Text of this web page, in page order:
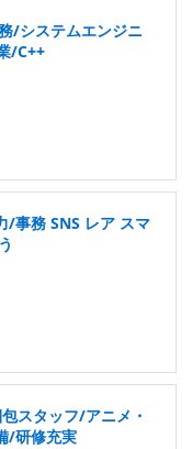
/システムエンジニ
/C++
/事務 SNS レア スマ
スタッフ/アニメ・
/研修充実